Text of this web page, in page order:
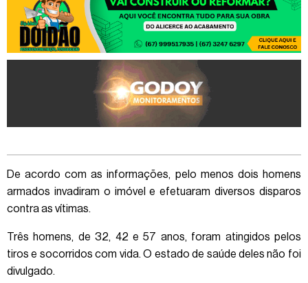
De acordo com as informações, pelo menos dois homens
armados invadiram o imóvel e efetuaram diversos disparos
contra as vítimas.
Três homens, de 32, 42 e 57 anos, foram atingidos pelos
tiros e socorridos com vida. O estado de saúde deles não foi
divulgado.